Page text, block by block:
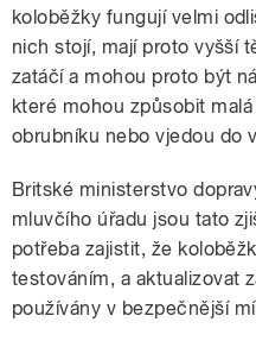
koloběžky fungují velmi
nich stojí, mají proto vyšší
zatáčí a mohou proto být
které mohou způsobit
obrubníku nebo vjedou do
Britské ministerstvo
mluvčího úřadu jsou tato
potřeba zajistit, že
testováním, a aktualizovat
používány v bezpečnější